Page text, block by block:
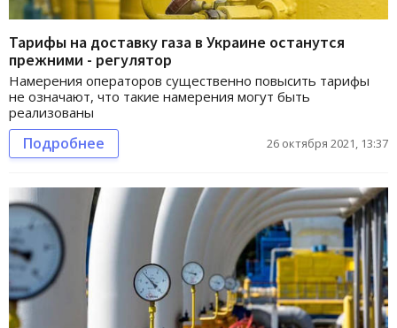
Тарифы на доставку газа в Украине останутся
прежними - регулятор
Намерения операторов существенно повысить тарифы
не означают, что такие намерения могут быть
реализованы
Подробнее 26 октября 2021, 13:37